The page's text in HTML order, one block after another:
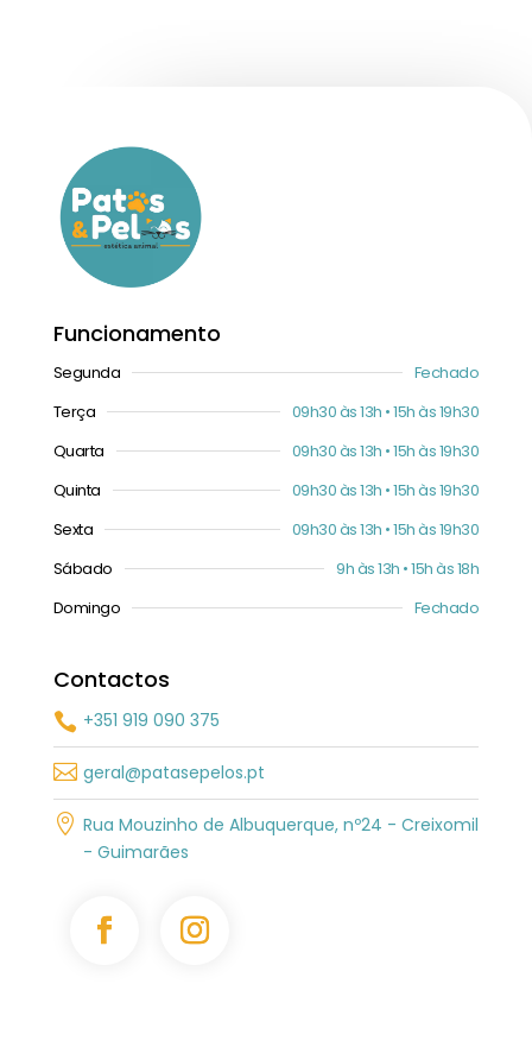
Funcionamento
Segunda
Fechado
Terça
09h30 às 13h • 15h às 19h30
Quarta
09h30 às 13h • 15h às 19h30
Quinta
09h30 às 13h • 15h às 19h30
Sexta
09h30 às 13h • 15h às 19h30
Sábado
9h às 13h • 15h às 18h
Domingo
Fechado
Contactos
 +351 919 090 375
 geral@patasepelos.pt
 Rua Mouzinho de Albuquerque, nº24 - Creixomil
- Guimarães